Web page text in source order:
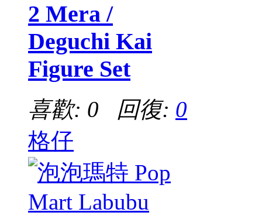
2 Mera /
Deguchi Kai
Figure Set
喜歡: 0 回復: 0
格仔